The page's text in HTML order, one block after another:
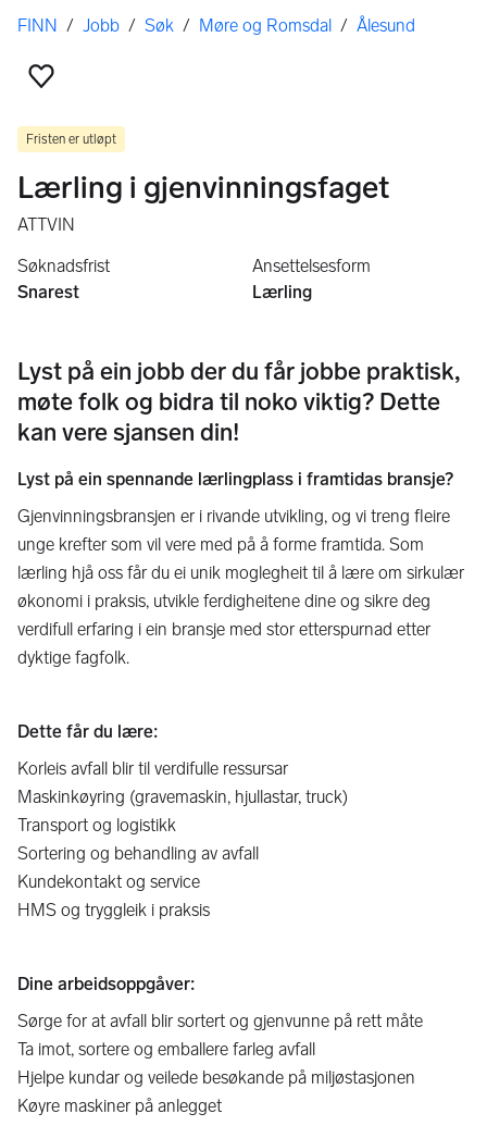
Her er du
FINN / Jobb / Søk / Møre og Romsdal / Ålesund
Fristen er utløpt
Lærling i gjenvinningsfaget
ATTVIN
Søknadsfrist
Snarest
Ansettelsesform
Lærling
Lyst på ein jobb der du får jobbe praktisk,
møte folk og bidra til noko viktig? Dette
kan vere sjansen din!
Lyst på ein spennande lærlingplass i framtidas bransje?
Gjenvinningsbransjen er i rivande utvikling, og vi treng fleire
unge krefter som vil vere med på å forme framtida. Som
lærling hjå oss får du ei unik moglegheit til å lære om sirkulær
økonomi i praksis, utvikle ferdigheitene dine og sikre deg
verdifull erfaring i ein bransje med stor etterspurnad etter
dyktige fagfolk.
Dette får du lære:
Korleis avfall blir til verdifulle ressursar
Maskinkøyring (gravemaskin, hjullastar, truck)
Transport og logistikk
Sortering og behandling av avfall
Kundekontakt og service
HMS og tryggleik i praksis
Dine arbeidsoppgåver:
Sørge for at avfall blir sortert og gjenvunne på rett måte
Ta imot, sortere og emballere farleg avfall
Hjelpe kundar og veilede besøkande på miljøstasjonen
Køyre maskiner på anlegget